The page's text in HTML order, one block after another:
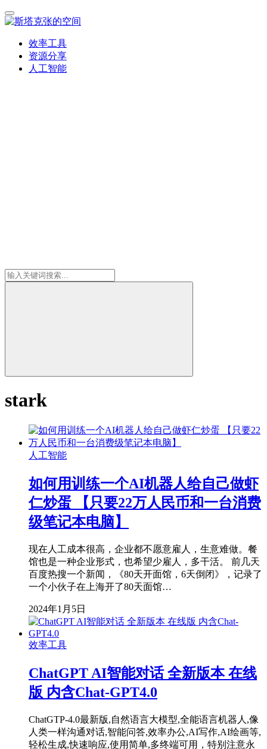
效率工具
资源分享
人工智能
stark
人工智能
如何用训练一个AI机器人给自己做虾
仁炒蛋 【只要22万人民币和一台消费
级笔记本电脑】
现在人工成本很高，企业都不愿意雇人，生意难做。餐
馆也是一种企业形式，也希望少雇人，多干活。 前几天
百度热搜一个新闻，《80天开面馆，6天倒闭》，记录了
一个小伙子在上海开了80天面馆…
2024年1月5日
效率工具
ChatGPT AI智能对话 全新版本 在线
版 内含Chat-GPT4.0
ChatGTP-4.0最新版,自然语言大模型,全能语言机器人,像
人类一样沟通对话,智能问答,效率办公,AI写作,AI绘画等,
轻松生成,快速响应,使用简单,多终端可用，特别注意永